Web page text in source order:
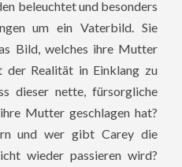
beleuchtet und besonders
um ein Vaterbild. Sie
Bild, welches ihre Mutter
der Realität in Einklang zu
dieser nette, fürsorgliche
Mutter geschlagen hat?
und wer gibt Carey die
wieder passieren wird?